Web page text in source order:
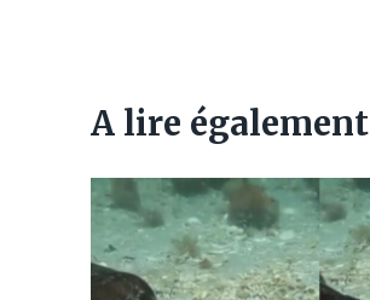
A lire également